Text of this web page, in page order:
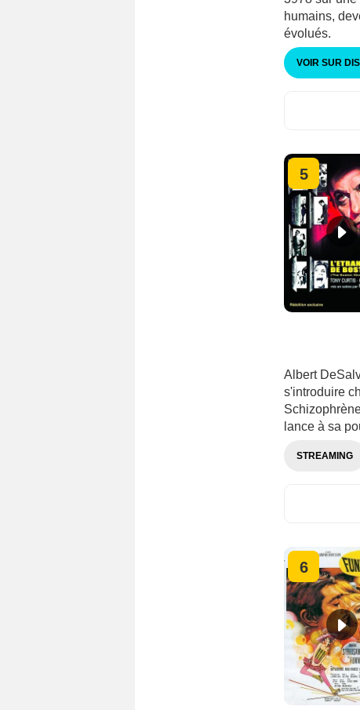
humains,
évolués.
VOIR SUR
5
Albert
s'introduire
lance à sa
STREAMING
6